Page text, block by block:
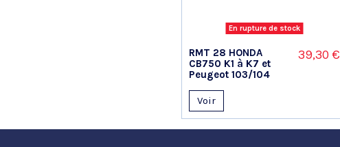
En rupture de stock
RMT 28 HONDA
CB750 K1 à K7 et
Peugeot 103/104
39,30 €
Voir